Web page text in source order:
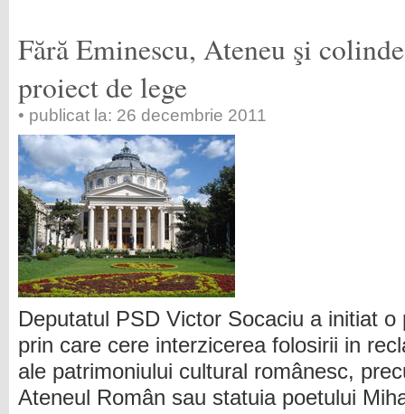
Fără Eminescu, Ateneu şi
proiect de lege
• publicat la: 26 decembrie 2011
Deputatul PSD Victor Socaciu a initiat o
prin care cere interzicerea folosirii in
ale patrimoniului cultural românesc,
Ateneul Român sau statuia poetului